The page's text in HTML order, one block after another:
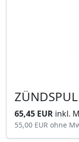
65,45 EUR inkl.
55,00 EUR ohne